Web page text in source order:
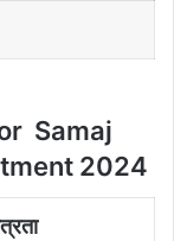
Samaj
2024